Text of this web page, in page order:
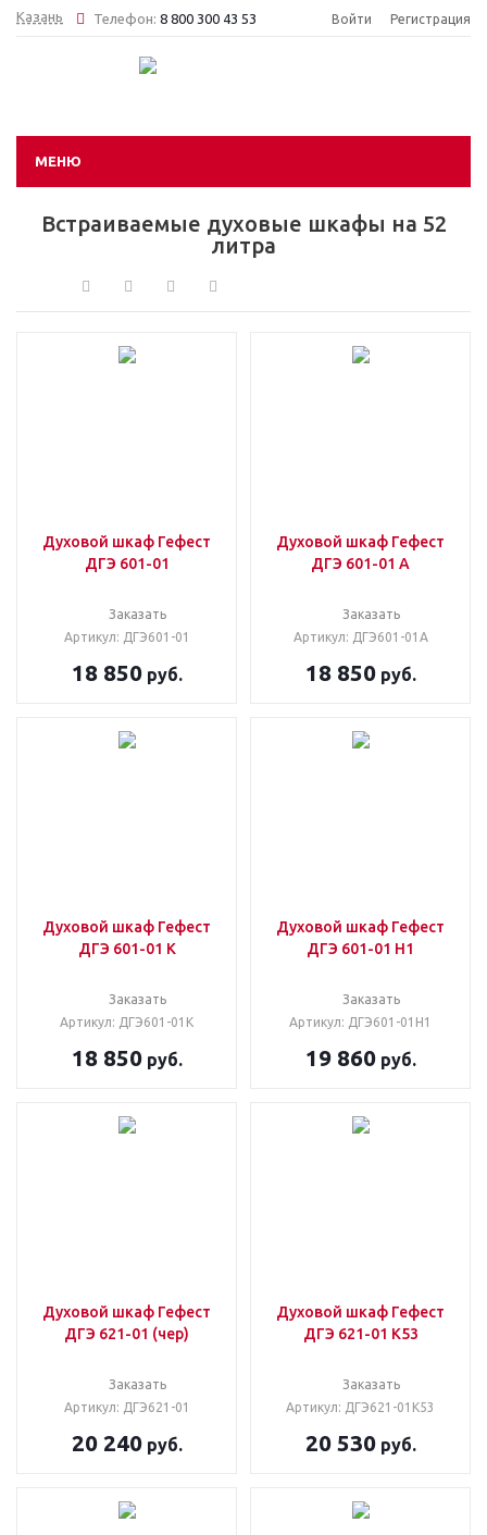
Казань Телефон: 8 800 300 43 53 Войти Регистрация
МЕНЮ
Встраиваемые духовые шкафы на 52
литра
Духовой шкаф Гефест
ДГЭ 601-01
Заказать
Артикул: ДГЭ601-01
18 850руб.
Духовой шкаф Гефест
ДГЭ 601-01 А
Заказать
Артикул: ДГЭ601-01А
18 850руб.
Духовой шкаф Гефест
ДГЭ 601-01 К
Заказать
Артикул: ДГЭ601-01К
18 850руб.
Духовой шкаф Гефест
ДГЭ 601-01 Н1
Заказать
Артикул: ДГЭ601-01Н1
19 860руб.
Духовой шкаф Гефест
ДГЭ 621-01 (чер)
Заказать
Артикул: ДГЭ621-01
20 240руб.
Духовой шкаф Гефест
ДГЭ 621-01 К53
Заказать
Артикул: ДГЭ621-01К53
20 530руб.